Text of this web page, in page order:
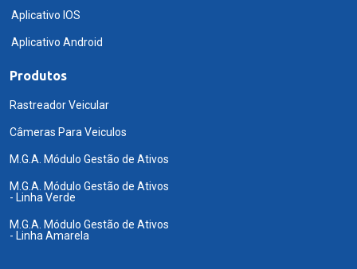
Aplicativo IOS
Aplicativo Android
Produtos
Rastreador Veicular
Câmeras Para Veiculos
M.G.A. Módulo Gestão de Ativos
M.G.A. Módulo Gestão de Ativos
- Linha Verde
M.G.A. Módulo Gestão de Ativos
- Linha Amarela